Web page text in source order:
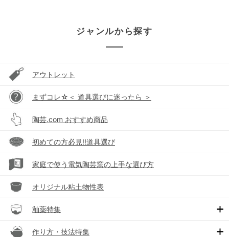
ジャンルから探す
アウトレット
まずコレ☆＜ 道具選びに迷ったら ＞
陶芸.com おすすめ商品
初めての方必見!!道具選び
家庭で使う電気陶芸窯の上手な選び方
オリジナル粘土物性表
釉薬特集
作り方・技法特集